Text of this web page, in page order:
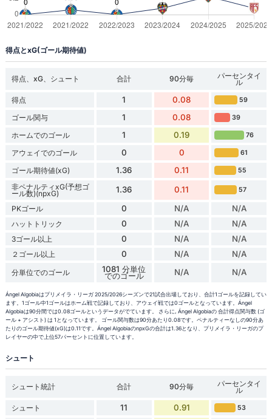
得点とxG(ゴール期待値)
得点、xG、シュート 合計 90分毎 パーセンタイ
ル
得点
1 0.08 59
ゴール関与 1 0.08 39
ホームでのゴール 1 0.19 76
アウェイでのゴール 0 0 61
ゴール期待値(xG) 1.36 0.11 55
非ペナルティxG(予想ゴ
ール数)(npxG) 1.36 0.11 57
PKゴール 0 N/A N/A
ハットトリック 0 N/A N/A
3ゴール以上 0 N/A N/A
２ゴール以上 0 N/A N/A
分単位でのゴール 1081 分単位
でのゴール N/A N/A
Ángel Algobiaはプリメイラ・リーガ 2025/2026シーズンで21試合出場しており、合計1ゴールを記録してい
ます。1ゴール中1ゴールはホーム戦で記録しており、アウェイ戦では0ゴールとなっています。Ángel
Algobiaは90分間では0.08ゴールというデータがでています。 さらに, Ángel Algobiaの 合計得点関与数 (ゴ
ール + アシスト) は 1となっています。 ゴール関与数は90分あたり0.08です。ペナルティーなしの90分あ
たりのゴール期待値(xG)は0.11です。Ángel AlgobiaのnpxGの合計は1.36となり、プリメイラ・リーガのプ
レイヤーの中で上位57パーセントに位置しています。
シュート
シュート統計 合計 90分毎 パーセンタイ
ル
シュート
11 0.91 53